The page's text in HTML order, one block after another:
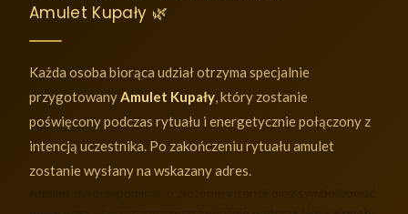
Amulet Kupały 🌿
Każda osoba biorąca udział otrzyma specjalnie
przygotowanyAmulet Kupały, który zostanie
poświęcony podczas rytuału i energetycznie połączony z
intencją uczestnika. Po zakończeniu rytuału amulet
zostanie wysłany na wskazany adres.